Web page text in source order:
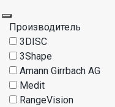
Производитель
3DISC
3Shape
Amann Girrbach AG
Medit
RangeVision